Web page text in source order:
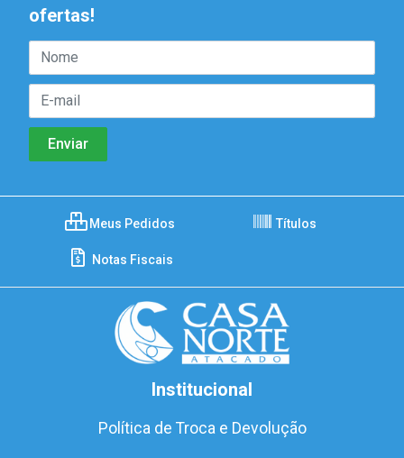
ofertas!
Meus Pedidos Títulos
Notas Fiscais
Institucional
Política de Troca e Devolução